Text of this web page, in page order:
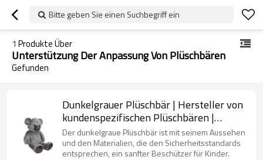
Bitte geben Sie einen Suchbegriff ein
1 Produkte Über
Unterstützung Der Anpassung Von Plüschbären
Gefunden
Dunkelgrauer Plüschbär | Hersteller von
kundenspezifischen Plüschbären |
Unterstützung vielfältiger Anpassungen
von Plüschbären
Der dunkelgraue Plüschbär ist mit seinem Aussehen
und den Materialien, die den Sicherheitsstandards
entsprechen, ein sanfter Beschützer für Kinder.